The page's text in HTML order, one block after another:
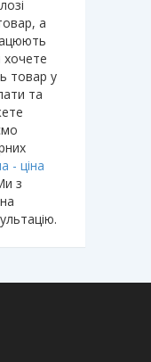
а
товар у
та
- ціна
з